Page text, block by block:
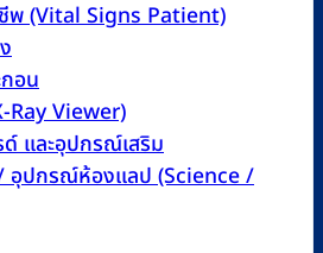
(Vital Signs Patient)
อน
Ray Viewer)
ด์ และอุปกรณ์เสริม
อุปกรณ์ห้องแลป (Science /